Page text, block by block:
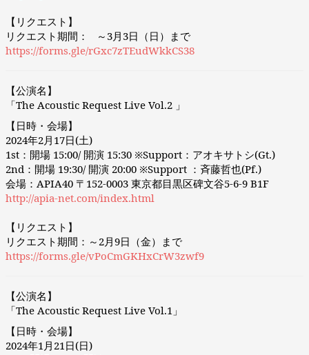
【リクエスト】
リクエスト期間： ～3月3日（日）まで
https://forms.gle/rGxc7zTEudWkkCS38
【公演名】
「The Acoustic Request Live Vol.2 」
【日時・会場】
2024年2月17日(土)
1st：開場 15:00/ 開演 15:30 ※Support：アオキサトシ(Gt.)
2nd：開場 19:30/ 開演 20:00 ※Support ：斉藤哲也(Pf.)
会場：APIA40 〒152-0003 東京都目黒区碑文谷5-6-9 B1F
http://apia-net.com/index.html
【リクエスト】
リクエスト期間：～2月9日（金）まで
https://forms.gle/vPoCmGKHxCrW3zwf9
【公演名】
「The Acoustic Request Live Vol.1」
【日時・会場】
2024年1月21日(日)